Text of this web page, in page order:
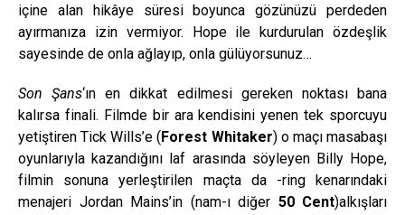
içine alan hikâye süresi boyunca gözünüzü perdeden
ayırmanıza izin vermiyor. Hope ile kurdurulan özdeşlik
sayesinde de onla ağlayıp, onla gülüyorsunuz…
Son Şans‘ın en dikkat edilmesi gereken noktası bana
kalırsa finali. Filmde bir ara kendisini yenen tek sporcuyu
yetiştiren Tick Wills’e ( Forest Whitaker) o maçı masabaşı
oyunlarıyla kazandığını laf arasında söyleyen Billy Hope,
filmin sonuna yerleştirilen maçta da -ring kenarındaki
menajeri Jordan Mains’in (nam-ı diğer 50 Cent)alkışları